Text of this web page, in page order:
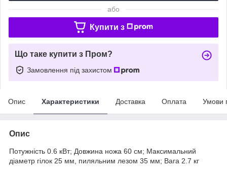
або
Купити з
Що таке купити з Пром?
Замовлення під захистом
Опис Характеристики Доставка Оплата Умови
Опис
Потужність 0.6 кВт; Довжина ножа 60 см; Максимальний
діаметр гілок 25 мм, пиляльним лезом 35 мм; Вага 2.7 кг